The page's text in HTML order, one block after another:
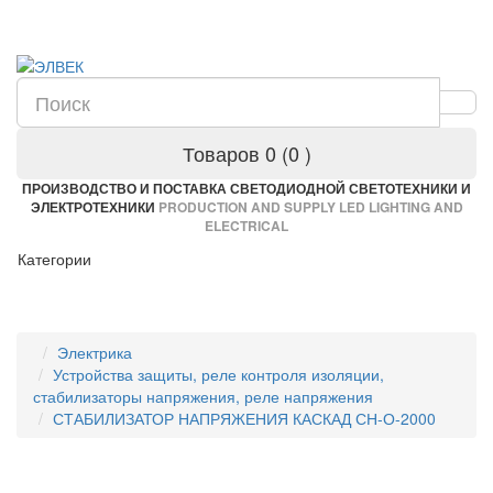
Товаров 0 (0 )
ПРОИЗВОДСТВО И ПОСТАВКА СВЕТОДИОДНОЙ СВЕТОТЕХНИКИ И
ЭЛЕКТРОТЕХНИКИ PRODUCTION AND SUPPLY LED LIGHTING AND
ELECTRICAL
Категории
Электрика
Устройства защиты, реле контроля изоляции,
стабилизаторы напряжения, реле напряжения
СТАБИЛИЗАТОР НАПРЯЖЕНИЯ КАСКАД СН-О-2000